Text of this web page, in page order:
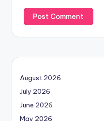
August 2026
July 2026
June 2026
May 2026